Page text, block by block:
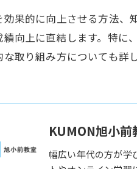
果的に向上させる方法、
向上に直結します。特に
取り組み方についても詳
KUMON旭小前
幅広い年代の方が学